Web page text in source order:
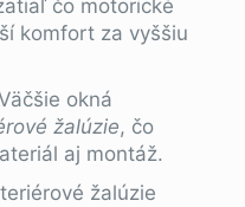
čo motorické
komfort za vyššiu
okná
žalúzie, čo
aj montáž.
žalúzie